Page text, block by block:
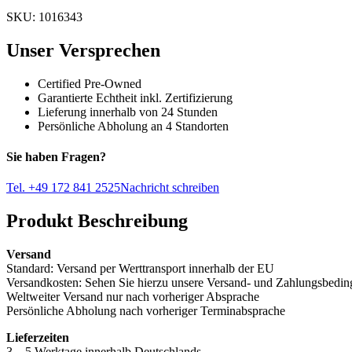
SKU: 1016343
Unser Versprechen
Certified Pre-Owned
Garantierte Echtheit inkl. Zertifizierung
Lieferung innerhalb von 24 Stunden
Persönliche Abholung an 4 Standorten
Sie haben Fragen?
Tel. +49 172 841 2525Nachricht schreiben
Produkt Beschreibung
Versand
Standard: Versand per Werttransport innerhalb der EU
Versandkosten: Sehen Sie hierzu unsere Versand- und
Weltweiter Versand nur nach vorheriger Absprache
Persönliche Abholung nach vorheriger Terminabsprache
Lieferzeiten